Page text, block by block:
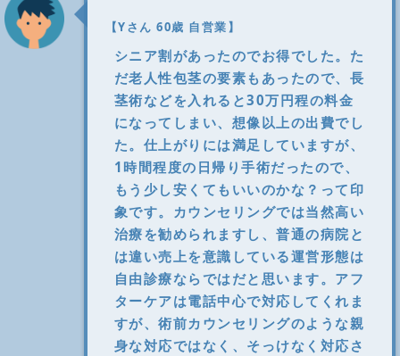
【Yさん 60歳 自営業】
シニア割があったのでお得でした。た
だ老人性包茎の要素もあったので、長
茎術などを入れると30万円程の料金
になってしまい、想像以上の出費でし
た。仕上がりには満足していますが、
1時間程度の日帰り手術だったので、
もう少し安くてもいいのかな？って印
象です。カウンセリングでは当然高い
治療を勧められますし、普通の病院と
は違い売上を意識している運営形態は
自由診療ならではだと思います。アフ
ターケアは電話中心で対応してくれま
すが、術前カウンセリングのような親
身な対応ではなく、そっけなく対応さ